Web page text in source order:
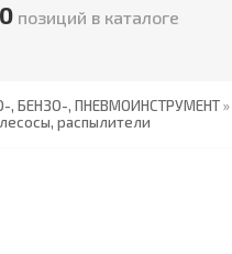
0 позиций в каталоге
, БЕНЗО-, ПНЕВМОИНСТРУМЕНТ»
распылители